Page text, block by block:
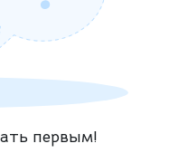
первым!